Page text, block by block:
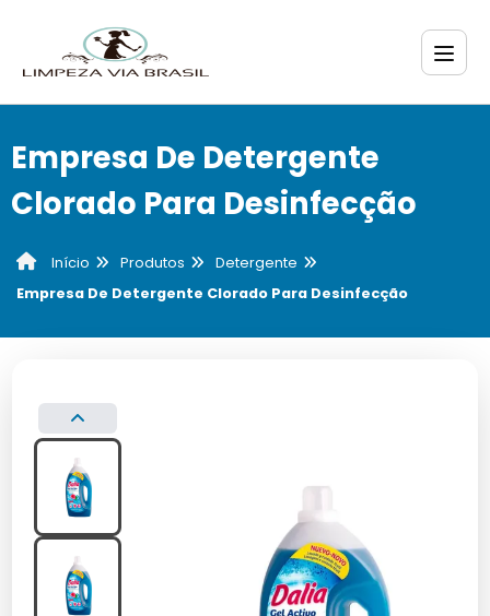
Empresa De Detergente
Clorado Para Desinfecção
Início Produtos
Detergente
Empresa De Detergente Clorado Para Desinfecção